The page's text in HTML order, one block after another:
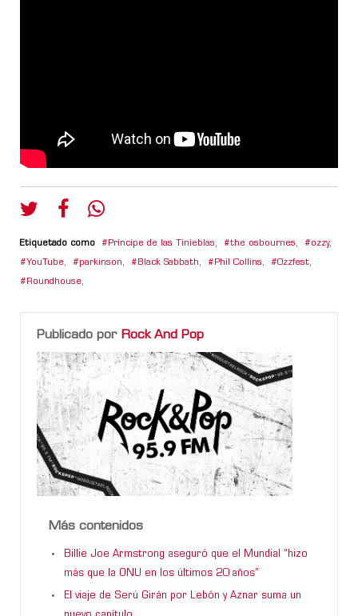
Etiquetado como Príncipe de las Tinieblas, the osbournes, ozzy,
YouTube, parkinson, Black Sabbath, Phil Collins, Ozzfest,
Roundhouse,
Publicado por Rock And Pop
Más contenidos
Billie Joe Armstrong aseguró que el Mundial “hizo
más que la ONU en los últimos 20 años”
El viaje de Serú Girán por Lebón y Aznar suma un